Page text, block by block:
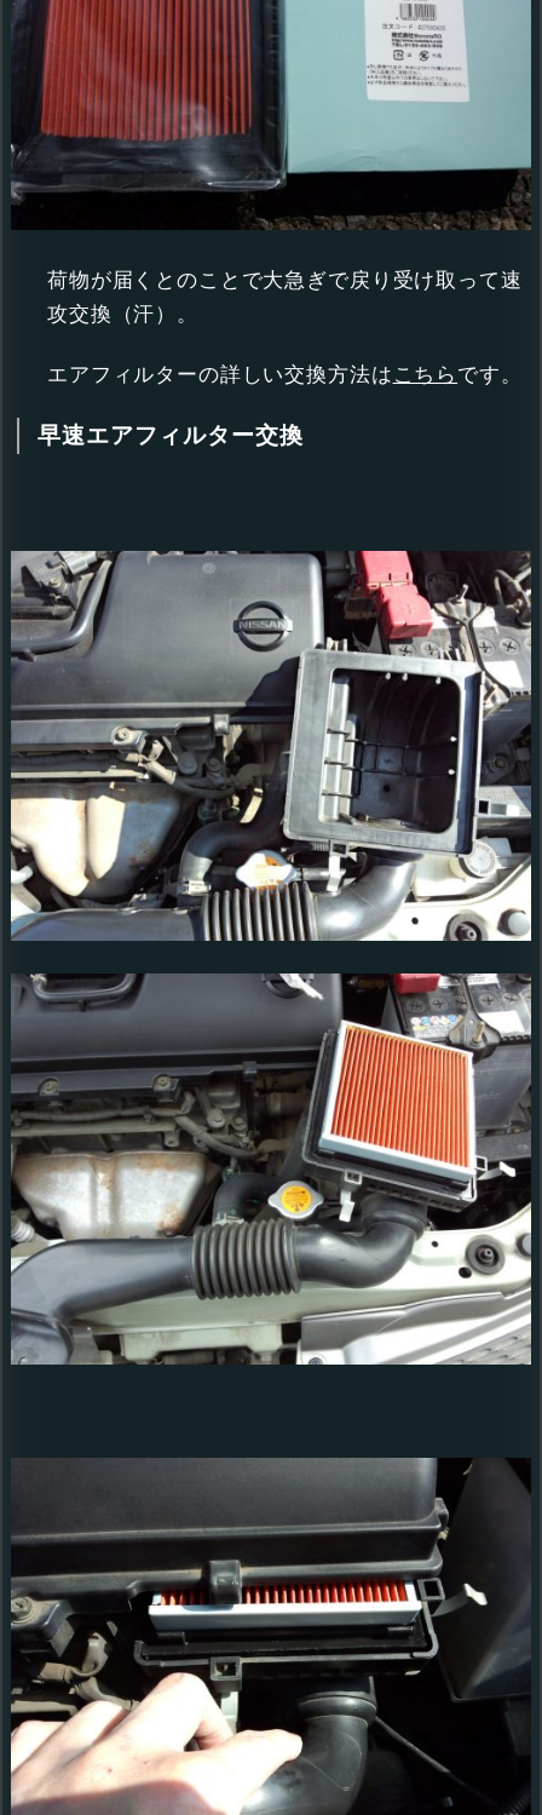
荷物が届くとのことで大急ぎで戻り受け取って速
攻交換（汗）。
エアフィルターの詳しい交換方法は こちら です。
早速エアフィルター交換